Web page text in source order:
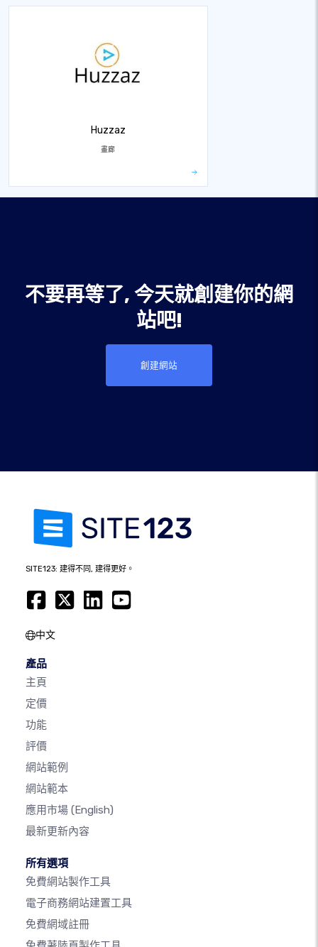
Huzzaz
畫廊
不要再等了, 今天就創建你的網
站吧!
創建網站
SITE123: 建得不同, 建得更好。
中文
產品
主頁
定價
功能
評價
網站範例
網站範本
應用市場 (English)
最新更新內容
所有選項
免費網站製作工具
電子商務網站建置工具
免費網域註冊